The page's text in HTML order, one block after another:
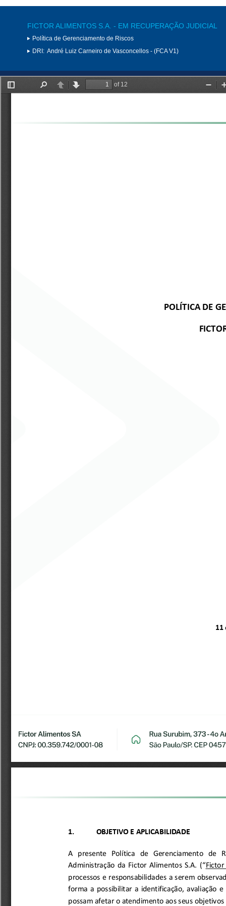
FICTOR ALIMENTOS S.A. - EM RECUPERAÇÃO JUDICIAL
Política de Gerenciamento de Riscos
DRI: André Luiz Carneiro de Vasconcellos - (FCA V1)